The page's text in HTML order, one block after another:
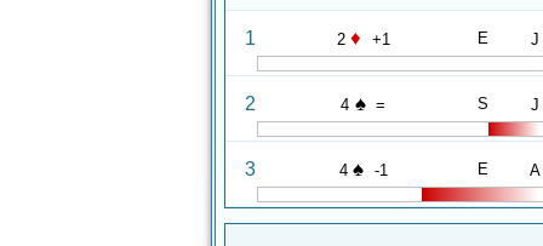
1 2 ♦ +1 E J
2 4 ♠ = S J
3 4 ♠ -1 E A